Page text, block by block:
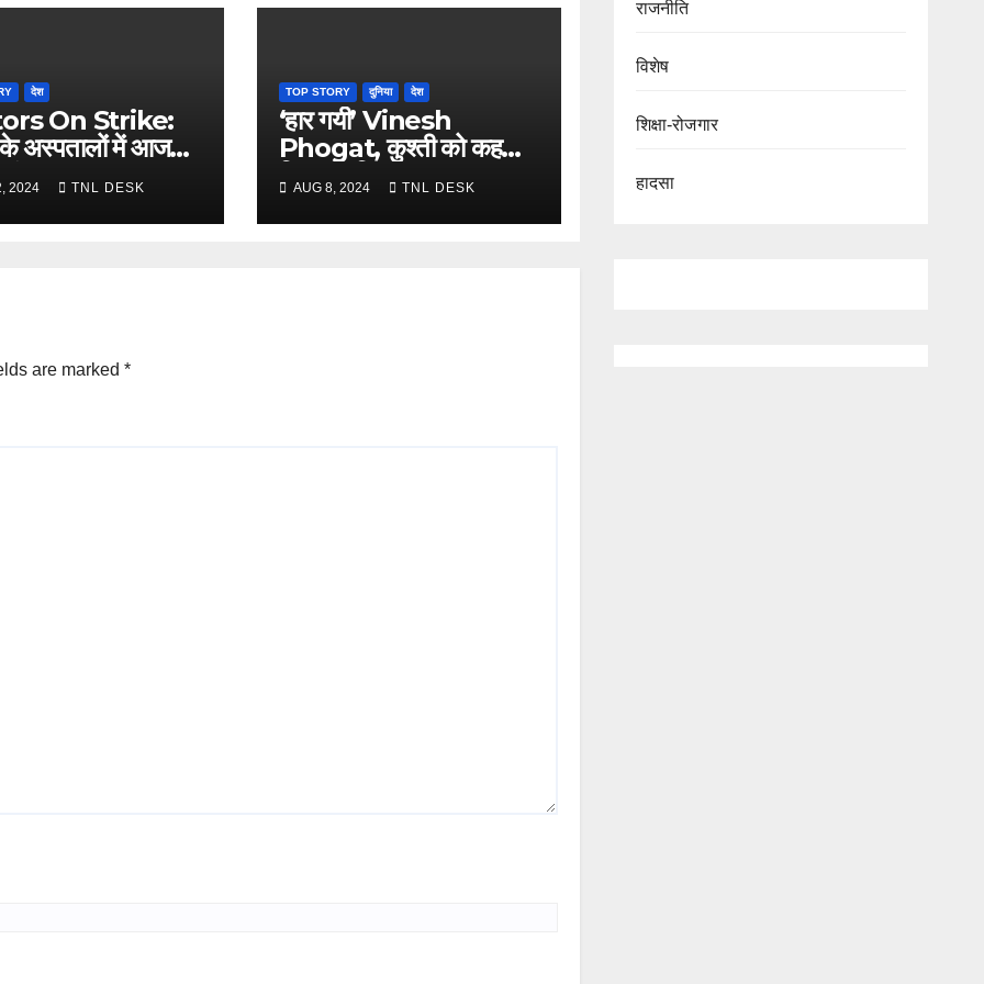
देश
On Strike:
अस्पतालों में आज
डॉक्टर हड़ताल पर
2024 TNL DESK
TOP STORY दुनिया देश
‘हार गयी’ Vinesh
Phogat, कुश्ती को कह
दिया अलविदा
AUG 8, 2024 TNL DESK
are marked *
राजनीति
विशेष
शिक्षा-रोजगार
हादसा